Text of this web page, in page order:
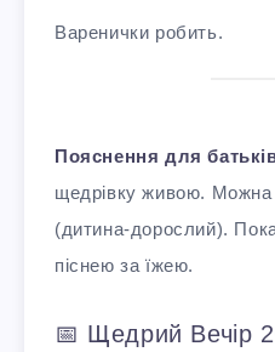
Варенички робить.
Пояснення для
щедрівку живою. Можна
(дитина-дорослий).
піснею за їжею.
📅 Щедрий Вечір